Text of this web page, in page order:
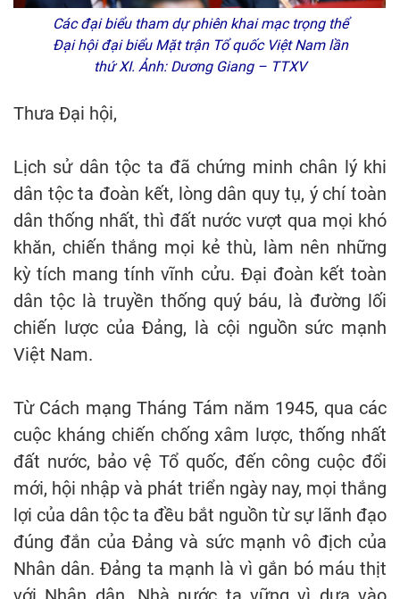
Các đại biểu tham dự phiên khai mạc trọng thể
Đại hội đại biểu Mặt trận Tổ quốc Việt Nam lần
thứ XI. Ảnh: Dương Giang – TTXV
Thưa Đại hội,
Lịch sử dân tộc ta đã chứng minh chân lý khi
dân tộc ta đoàn kết, lòng dân quy tụ, ý chí toàn
dân thống nhất, thì đất nước vượt qua mọi khó
khăn, chiến thắng mọi kẻ thù, làm nên những
kỳ tích mang tính vĩnh cửu. Đại đoàn kết toàn
dân tộc là truyền thống quý báu, là đường lối
chiến lược của Đảng, là cội nguồn sức mạnh
Việt Nam.
Từ Cách mạng Tháng Tám năm 1945, qua các
cuộc kháng chiến chống xâm lược, thống nhất
đất nước, bảo vệ Tổ quốc, đến công cuộc đổi
mới, hội nhập và phát triển ngày nay, mọi thắng
lợi của dân tộc ta đều bắt nguồn từ sự lãnh đạo
đúng đắn của Đảng và sức mạnh vô địch của
Nhân dân. Đảng ta mạnh là vì gắn bó máu thịt